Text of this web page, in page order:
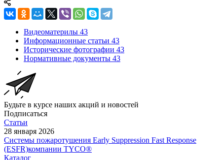
Видеоматерилы 43
Информационные статьи 43
Исторические фотографии 43
Нормативные документы 43
Будьте в курсе наших акций и новостей
Подписаться
Статьи
28 января 2026
Системы пожаротушения Early Suppression Fast Response
(ESFR)компании TYCO®
Каталог